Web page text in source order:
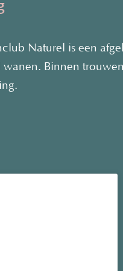
Naturel is een
Binnen